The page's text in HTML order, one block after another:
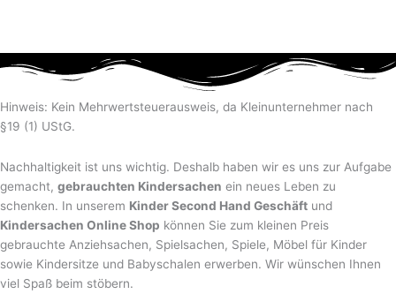
Hinweis: Kein Mehrwertsteuerausweis, da Kleinunternehmer nach
§19 (1) UStG.
Nachhaltigkeit ist uns wichtig. Deshalb haben wir es uns zur Aufgabe
gemacht, gebrauchten Kindersachen ein neues Leben zu
schenken. In unserem Kinder Second Hand Geschäft und
Kindersachen Online Shop können Sie zum kleinen Preis
gebrauchte Anziehsachen, Spiel­sachen, Spiele, Möbel für Kinder
sowie Kindersitze und Babyschalen erwerben. Wir wünschen Ihnen
viel Spaß beim stöbern.